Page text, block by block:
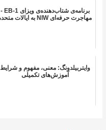
برنامه‌ی شتاب‌دهنده‌ی ویزای EB-1 -
مهاجرت حرفه‌ای NIW به ایالات متحده
وایتربیلدونگ: معنی، مفهوم و شرایط
آموزش‌های تکمیلی